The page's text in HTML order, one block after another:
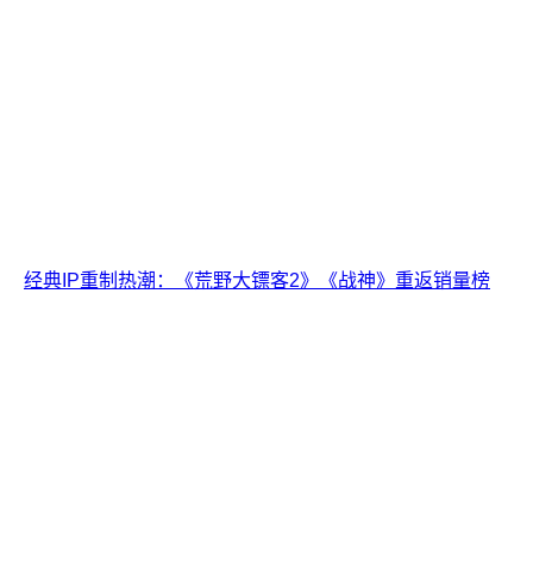
经典IP重制热潮：《荒野大镖客2》《战神》重返销量榜